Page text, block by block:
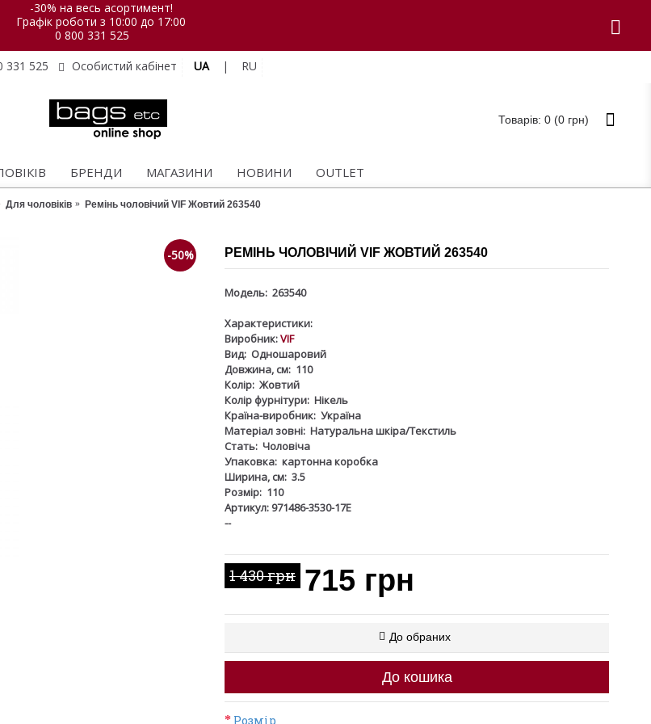
-30% на весь асортимент!
Графік роботи з 10:00 до 17:00
0 800 331 525
331 525
Особистий кабінет UA | RU
Товарів: 0 (0 грн)
БРЕНДИ МАГАЗИНИ НОВИНИ OUTLET
Для чоловіків Ремінь чоловічий VIF Жовтий 263540
-50% РЕМІНЬ ЧОЛОВІЧИЙ VIF ЖОВТИЙ 263540
Модель: 263540
Характеристики:
Виробник:VIF
Вид: Одношаровий
Довжина, см: 110
Колір: Жовтий
Колір фурнітури: Нікель
Країна-виробник: Україна
Матеріал зовні: Натуральна шкіра/Текстиль
Стать: Чоловіча
Упаковка: картонна коробка
Ширина, см: 3.5
Розмір: 110
Артикул: 971486-3530-17Е
--
1 430 грн 715 грн
До обраних
До кошика
Розмір